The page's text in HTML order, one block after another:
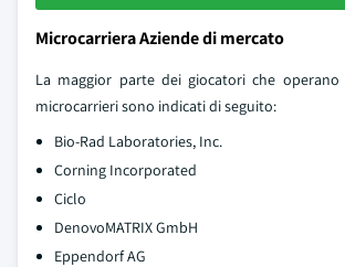
Microcarriera Aziende di mercato
La maggior parte dei giocatori che
microcarrieri sono indicati di seguito:
Bio-Rad Laboratories, Inc.
Corning Incorporated
Ciclo
DenovoMATRIX GmbH
Eppendorf AG